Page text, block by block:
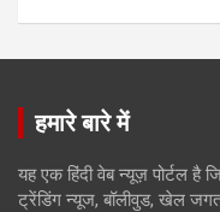
हमारे बारे में
यह एक हिंदी वेब न्यूज़ पोर्टल है
ट्रेंडिंग न्यूज, बॉलीवुड, खेल